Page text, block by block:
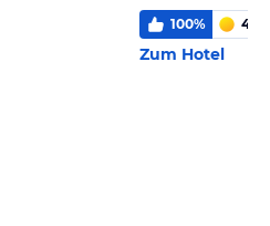
100% 4,0
Zum Hotel